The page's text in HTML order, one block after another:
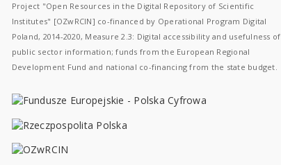
Project "Open Resources in the Digital Repository of Scientific
Institutes" [OZwRCIN] co-financed by Operational Program Digital
Poland, 2014-2020, Measure 2.3: Digital accessibility and usefulness of
public sector information; funds from the European Regional
Development Fund and national co-financing from the state budget.